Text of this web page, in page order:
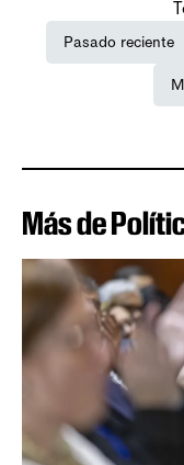
Pasado reciente
Más de